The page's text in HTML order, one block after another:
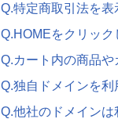
Q.特定商取引法を
Q.HOMEをクリッ
Q.カート内の商品
Q.独自ドメインを利
Q.他社のドメインは